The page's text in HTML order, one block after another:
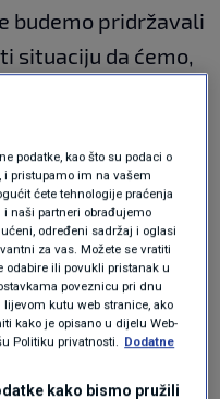
budemo pridržavali
situaciju da ćemo,
koje će
se organizira
da znamo
sad imamo neki
Međutim, ti
možemo
podatke, kao što su podaci o
pristupamo im na vašem
ćete tehnologije praćenja
naši partneri obrađujemo
određeni sadržaj i oglasi
za vas. Možete se vratiti
ili povukli pristanak u
poveznicu pri dnu
kutu web stranice, ako
kako je opisano u dijelu Web-
Politiku privatnosti. Dodatne
kako bismo pružili